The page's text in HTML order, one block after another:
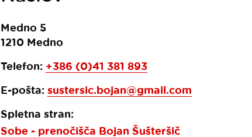
Medno 5
1210 Medno
Telefon: +386 (0)41 381 893
E-pošta: sustersic.bojan@gmail.com
Spletna stran:
Sobe - prenočišča Bojan Šušteršič